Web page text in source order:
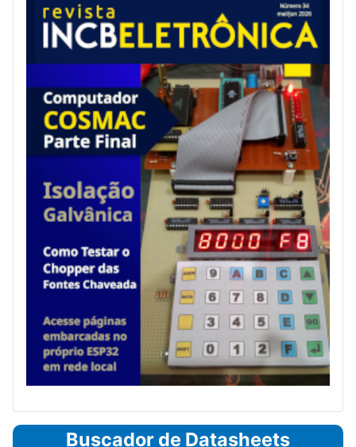
Buscador de Datasheets